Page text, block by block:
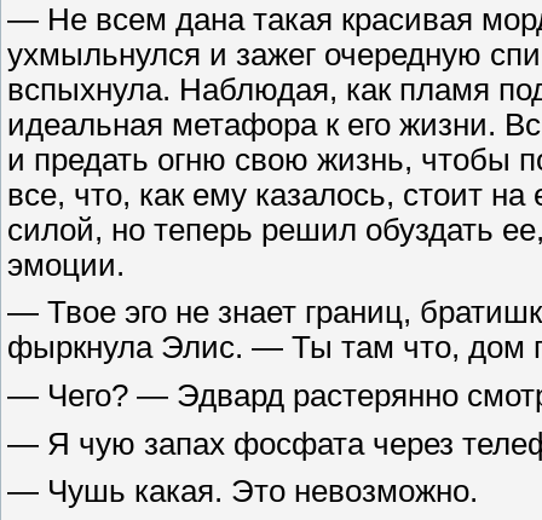
— Не всем дана такая красивая
ухмыльнулся и зажег очередную
вспыхнула. Наблюдая, как пламя
идеальная метафора к его жизни.
и предать огню свою жизнь, чтобы
все, что, как ему казалось, стоит
силой, но теперь решил обуздать
эмоции.
— Твое эго не знает границ,
фыркнула Элис. — Ты там что, дом
— Чего? — Эдвард растерянно
— Я чую запах фосфата через
— Чушь какая. Это невозможно.